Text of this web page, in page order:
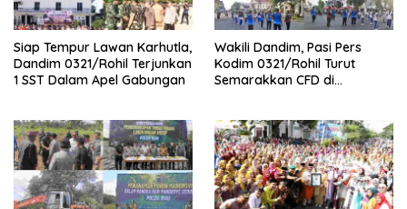
Siap Tempur Lawan Karhutla,
Dandim 0321/Rohil Terjunkan
1 SST Dalam Apel Gabungan
Wakili Dandim, Pasi Pers
Kodim 0321/Rohil Turut
Semarakkan CFD di